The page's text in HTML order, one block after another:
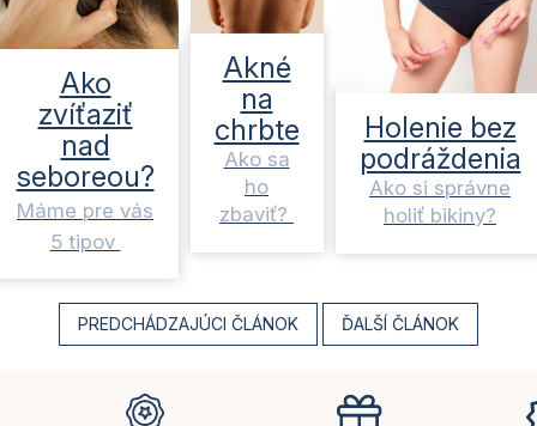
Ako
zvíťaziť
nad
seboreou?
Máme pre vás
5 tipov
Akné
na
chrbte
Ako sa
ho
zbaviť?
Holenie bez
podráždenia
Ako si správne
holiť bikiny?
PREDCHÁDZAJÚCI ČLÁNOK ĎALŠÍ ČLÁNOK